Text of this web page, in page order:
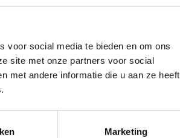
voor social media te bieden en om ons
site met onze partners voor social
met andere informatie die u aan ze heeft
Marketing
Website